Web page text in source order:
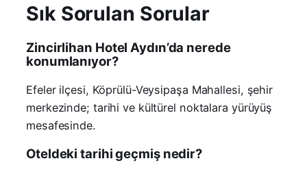
Sık Sorulan Sorular
Zincirlihan Hotel Aydın’da nerede
konumlanıyor?
Efeler ilçesi, Köprülü-Veysipaşa Mahallesi, şehir
merkezinde; tarihi ve kültürel noktalara yürüyüş
mesafesinde.
Oteldeki tarihi geçmiş nedir?